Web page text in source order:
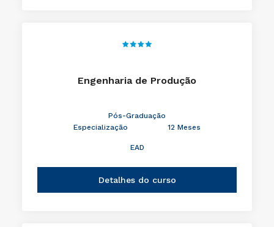
Engenharia de Produção
Pós-Graduação
Especialização
12 Meses
EAD
Detalhes do curso